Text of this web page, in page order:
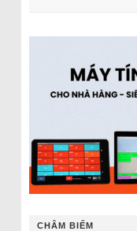
CHÂM BIẾM